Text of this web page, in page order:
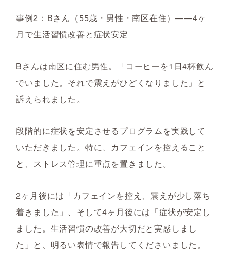
事例2：Bさん（55歳・男性・南区在住）――4ヶ
月で生活習慣改善と症状安定
Bさんは南区に住む男性。「コーヒーを1日4杯飲ん
でいました。それで震えがひどくなりました」と
訴えられました。
段階的に症状を安定させるプログラムを実践して
いただきました。特に、カフェインを控えること
と、ストレス管理に重点を置きました。
2ヶ月後には「カフェインを控え、震えが少し落ち
着きました」、そして4ヶ月後には「症状が安定し
ました。生活習慣の改善が大切だと実感しまし
た」と、明るい表情で報告してくださいました。